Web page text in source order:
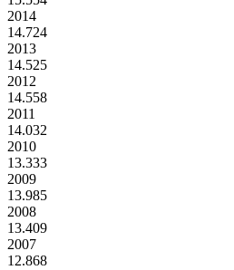
2014
14.724
2013
14.525
2012
14.558
2011
14.032
2010
13.333
2009
13.985
2008
13.409
2007
12.868